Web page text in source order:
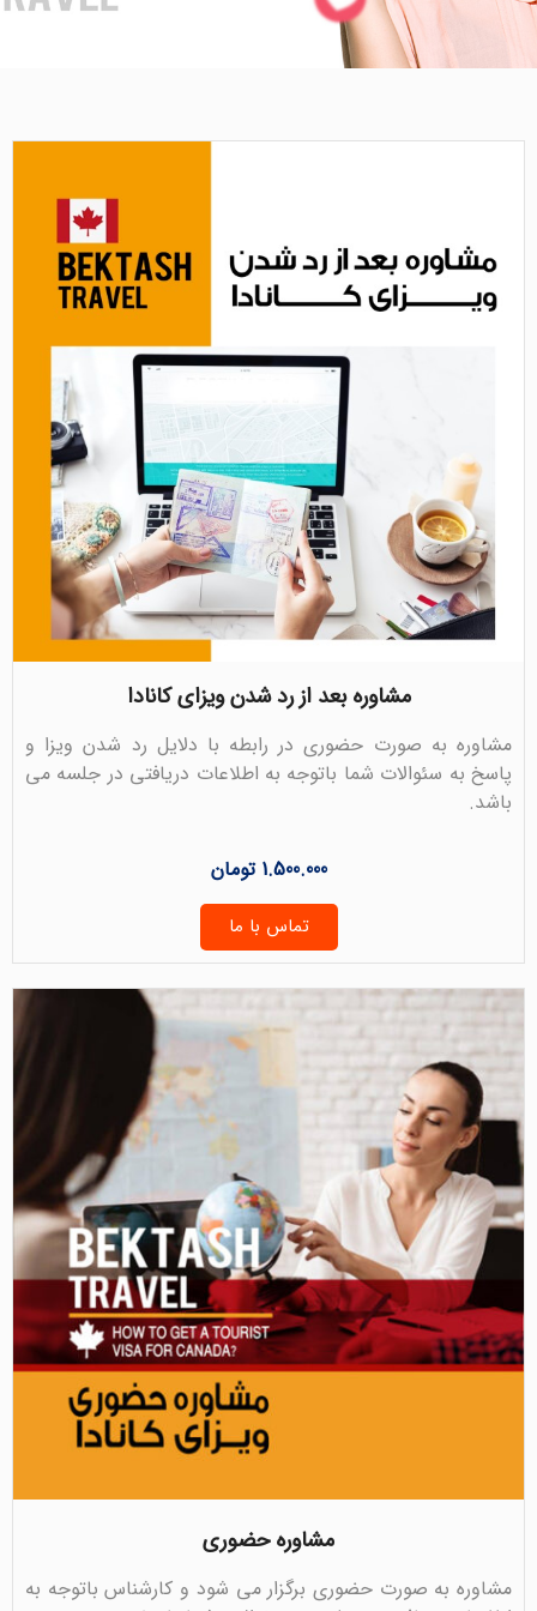
مشاوره بعد از رد شدن ویزای کانادا
مشاوره به صورت حضوری در رابطه با دلایل رد شدن ویزا و
پاسخ به سئوالات شما باتوجه به اطلاعات دریافتی در جلسه می
باشد.
1.500.000 تومان
تماس با ما
مشاوره حضوری
مشاوره به صورت حضوری برگزار می شود و کارشناس باتوجه به